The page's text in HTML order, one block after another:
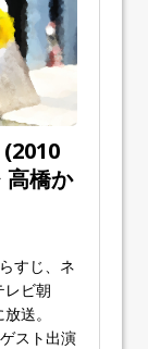
(2010
高橋か
すじ、ネ
レビ朝
送。
スト出演